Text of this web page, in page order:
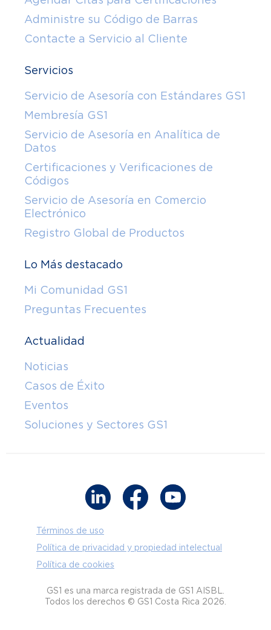
Administre su Código de Barras
Contacte a Servicio al Cliente
Servicios
Servicio de Asesoría con Estándares GS1
Membresía GS1
Servicio de Asesoría en Analítica de
Datos
Certificaciones y Verificaciones de
Códigos
Servicio de Asesoría en Comercio
Electrónico
Registro Global de Productos
Lo Más destacado
Mi Comunidad GS1
Preguntas Frecuentes
Actualidad
Noticias
Casos de Éxito
Eventos
Soluciones y Sectores GS1
Términos de uso
Política de privacidad y propiedad intelectual
Política de cookies
GS1 es una marca registrada de GS1 AISBL.
Todos los derechos © GS1 Costa Rica 2026.